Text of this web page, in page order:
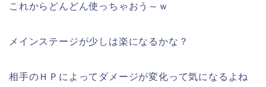
これからどんどん使っちゃおう～ｗ
メインステージが少しは楽になるかな？
相手のＨＰによってダメージが変化って気になるよね